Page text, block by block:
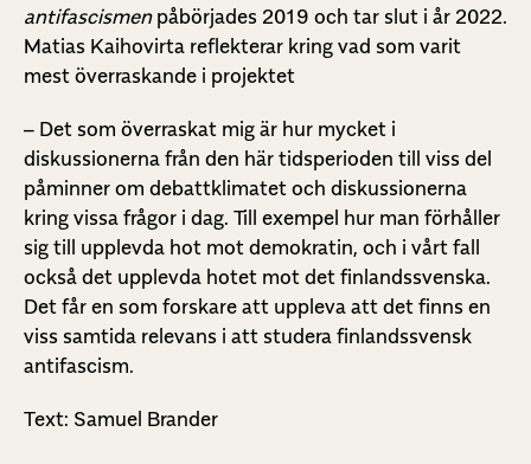
antifascismen påbörjades 2019 och tar slut i år 2022.
Matias Kaihovirta reflekterar kring vad som varit
mest överraskande i projektet
– Det som överraskat mig är hur mycket i
diskussionerna från den här tidsperioden till viss del
påminner om debattklimatet och diskussionerna
kring vissa frågor i dag. Till exempel hur man förhåller
sig till upplevda hot mot demokratin, och i vårt fall
också det upplevda hotet mot det finlandssvenska.
Det får en som forskare att uppleva att det finns en
viss samtida relevans i att studera finlandssvensk
antifascism.
Text: Samuel Brander